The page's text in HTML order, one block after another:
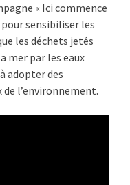
« Ici commence
sensibiliser les
les déchets jetés
mer par les eaux
adopter des
l’environnement.